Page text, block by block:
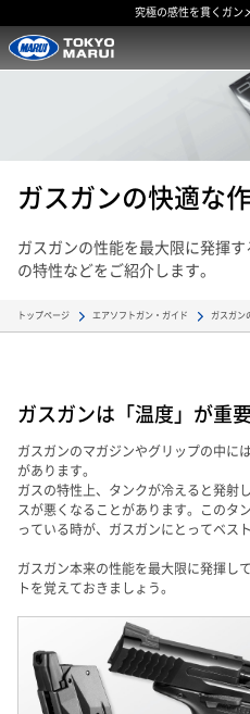
究極の感性を貫くガ
ガスガンの快適な
ガスガンの性能を最大限に発揮
の特性などをご紹介します。
トップページ エアソフトガン・ガイド ガスガン
ガスガンは「温度」が重要
ガスガンのマガジンやグリップの中に
があります。
ガスの特性上、タンクが冷えると発射
スが悪くなることがあります。この
っている時が、ガスガンにとってベス
ガスガン本来の性能を最大限に発揮し
トを覚えておきましょう。